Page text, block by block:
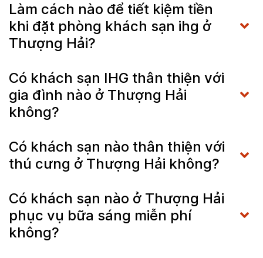
Làm cách nào để tiết kiệm tiền
khi đặt phòng khách sạn ihg ở
Thượng Hải?
Có khách sạn IHG thân thiện với
gia đình nào ở Thượng Hải
không?
Có khách sạn nào thân thiện với
thú cưng ở Thượng Hải không?
Có khách sạn nào ở Thượng Hải
phục vụ bữa sáng miễn phí
không?